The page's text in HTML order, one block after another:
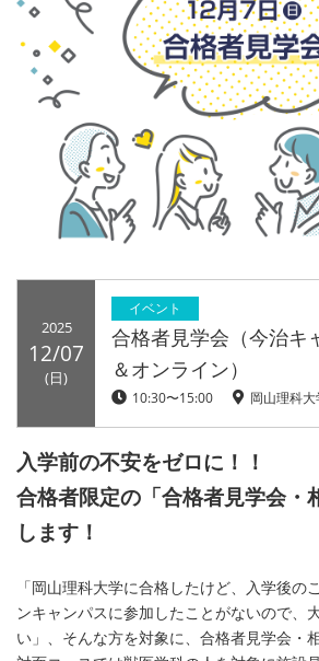
2025
12/07
(日)
イベント
合格者見学会（今治キ
＆オンライン）
10:30〜15:00 岡山理科
入学前の不安をゼロに！！
合格者限定の「合格者見学会・
します！
「岡山理科大学に合格したけど、入学後
ンキャンパスに参加したことがないので、
い」、そんな方を対象に、合格者見学会・